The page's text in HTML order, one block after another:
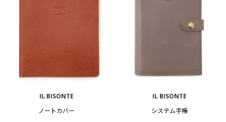
IL BISONTE
ノートカバー
IL BISONTE
システム手帳